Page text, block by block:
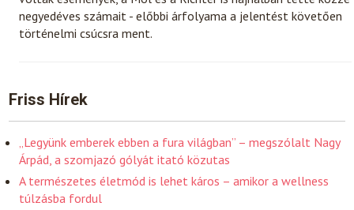
negyedéves számait - előbbi árfolyama a jelentést követően
történelmi csúcsra ment.
Friss Hírek
„Legyünk emberek ebben a fura világban” – megszólalt Nagy
Árpád, a szomjazó gólyát itató közutas
A természetes életmód is lehet káros – amikor a wellness
túlzásba fordul